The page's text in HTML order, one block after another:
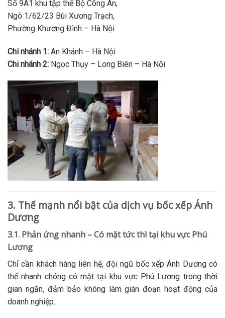
Số 9A1 khu tập thể Bộ Công An,
Ngõ 1/62/23 Bùi Xương Trạch,
Phường Khương Đình – Hà Nội
Chi nhánh 1: An Khánh – Hà Nội
Chi nhánh 2: Ngọc Thụy – Long Biên – Hà Nội
3. Thế mạnh nổi bật của dịch vụ bốc xếp Ánh
Dương
3.1. Phản ứng nhanh – Có mặt tức thì tại khu vực Phú
Lương
Chỉ cần khách hàng liên hệ, đội ngũ bốc xếp Ánh Dương có
thể nhanh chóng có mặt tại khu vực Phú Lương trong thời
gian ngắn, đảm bảo không làm gián đoạn hoạt động của
doanh nghiệp.